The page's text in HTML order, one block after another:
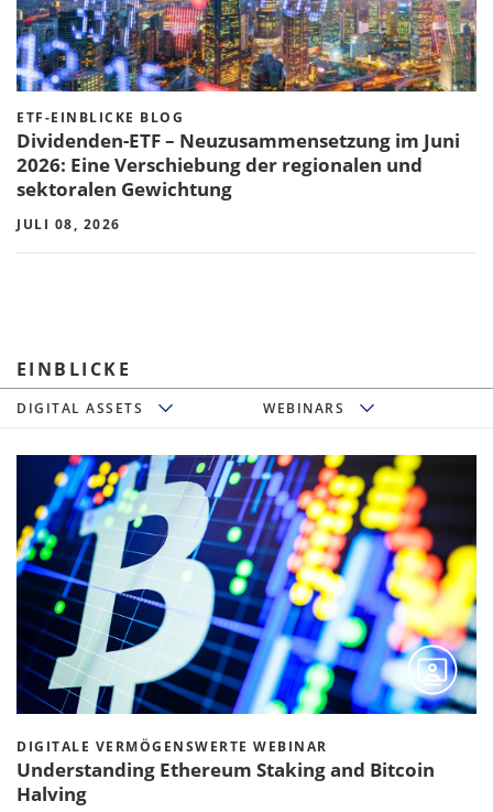
ETF-EINBLICKE BLOG
Dividenden-ETF – Neuzusammensetzung im Juni
2026: Eine Verschiebung der regionalen und
sektoralen Gewichtung
JULI 08, 2026
EINBLICKE
Einblicke
DIGITAL ASSETS Alle Formate
WEBINARS
DIGITALE VERMÖGENSWERTE WEBINAR
Understanding Ethereum Staking and Bitcoin
Halving